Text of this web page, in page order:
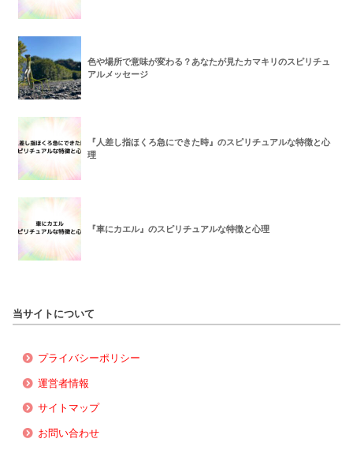
色や場所で意味が変わる？あなたが見たカマキリのスピリチュ
アルメッセージ
『人差し指ほくろ急にできた時』のスピリチュアルな特徴と心
理
『車にカエル』のスピリチュアルな特徴と心理
当サイトについて
プライバシーポリシー
運営者情報
サイトマップ
お問い合わせ